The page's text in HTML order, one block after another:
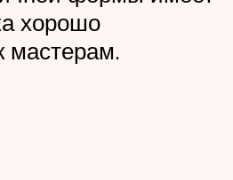
хорошо
мастерам.